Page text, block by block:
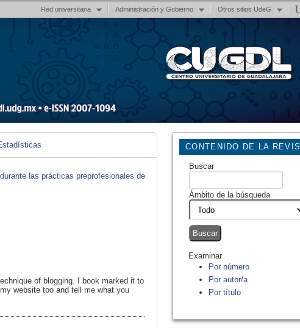
Red universitaria Administración y Gobierno Otros sitios UdeG
CONTENIDO DE LA
Buscar
Ámbito de la búsqueda
Examinar
Por número
Por autor/a
Por título
las prácticas preprofesionales de
of blogging. I book marked it to
website too and tell me what you